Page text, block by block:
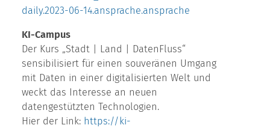
daily.2023-06-14.ansprache.ansprache
KI-Campus
Der Kurs „Stadt | Land | DatenFluss“
sensibilisiert für einen souveränen Umgang
mit Daten in einer digitalisierten Welt und
weckt das Interesse an neuen
datengestützten Technologien.
Hier der Link: https://ki-